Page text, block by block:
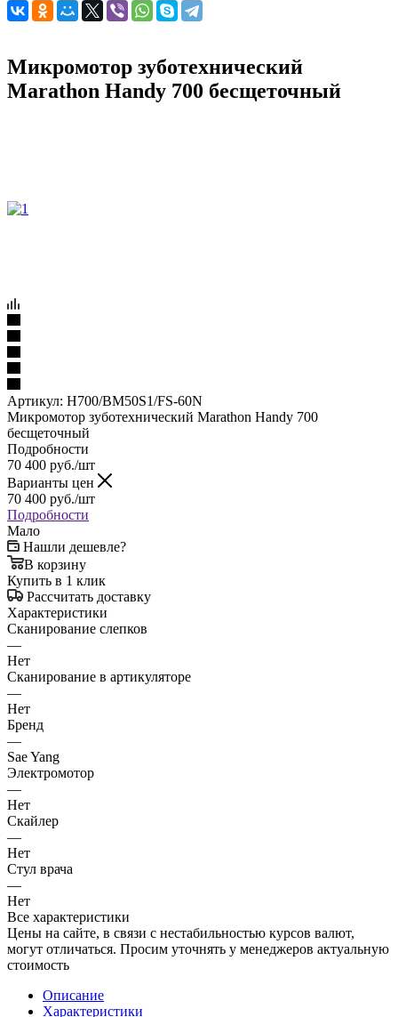
Микромотор зуботехнический
Marathon Handy 700 бесщеточный
Артикул: H700/ВM50S1/FS-60N
Микромотор зуботехнический Marathon Handy 700
бесщеточный
Подробности
70 400 руб./шт
Варианты цен
70 400 руб./шт
Подробности
Мало
Нашли дешевле?
В корзину
Купить в 1 клик
Рассчитать доставку
Характеристики
Сканирование слепков
—
Нет
Сканирование в артикуляторе
—
Нет
Бренд
—
Sae Yang
Электромотор
—
Нет
Скайлер
—
Нет
Стул врача
—
Нет
Все характеристики
Цены на сайте, в связи с нестабильностью курсов валют,
могут отличаться. Просим уточнять у менеджеров актуальную
стоимость
Описание
Характеристики